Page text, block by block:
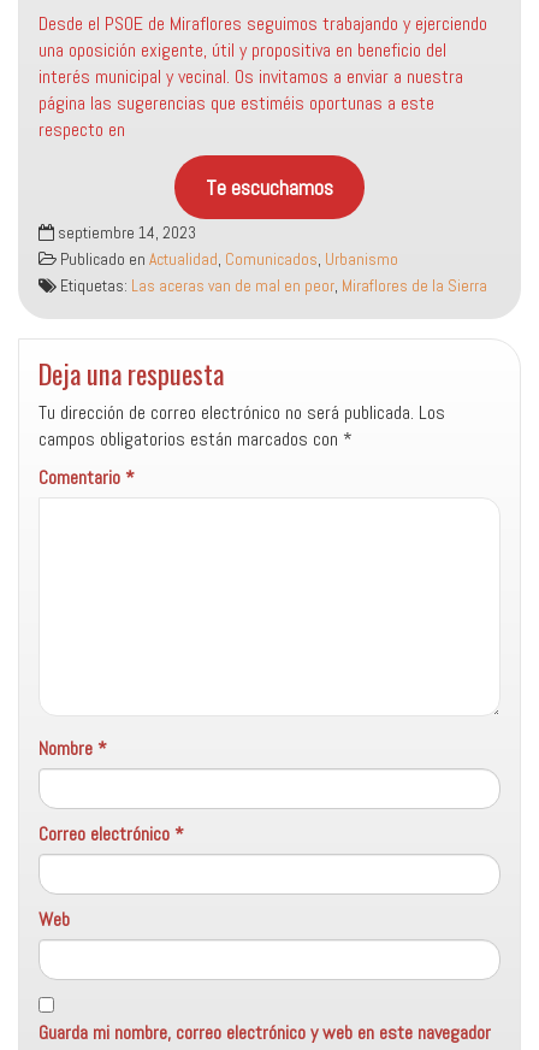
Desde el PSOE de Miraflores seguimos trabajando y ejerciendo
una oposición exigente, útil y propositiva en beneficio del
interés municipal y vecinal. Os invitamos a enviar a nuestra
página las sugerencias que estiméis oportunas a este
respecto en
Te escuchamos
septiembre 14, 2023
Publicado en Actualidad, Comunicados, Urbanismo
Etiquetas: Las aceras van de mal en peor, Miraflores de la Sierra
Deja una respuesta
Tu dirección de correo electrónico no será publicada. Los
campos obligatorios están marcados con *
Comentario*
Nombre *
Correo electrónico *
Web
Guarda mi nombre, correo electrónico y web en este navegador